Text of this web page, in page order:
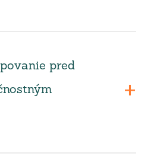
pred